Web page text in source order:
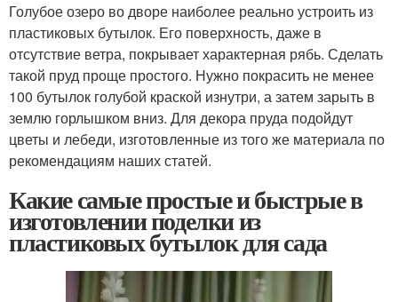
Голубое озеро во дворе наиболее реально устроить из
пластиковых бутылок. Его поверхность, даже в
отсутствие ветра, покрывает характерная рябь. Сделать
такой пруд проще простого. Нужно покрасить не менее
100 бутылок голубой краской изнутри, а затем зарыть в
землю горлышком вниз. Для декора пруда подойдут
цветы и лебеди, изготовленные из того же материала по
рекомендациям наших статей.
Какие самые простые и быстрые в
изготовлении поделки из
пластиковых бутылок для сада